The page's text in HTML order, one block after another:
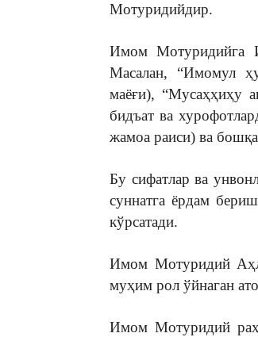
Мотуридийдир.
Имом Мотуридийга
Масалан, “Имомул
маёғи), “Мусаҳҳиҳу
бидъат ва
жамоа раиси) ва
Бу сифатлар ва
суннатга ёрдам
кўрсатади.
Имом Мотуридий
муҳим рол ўйнаган
Имом Мотуридий